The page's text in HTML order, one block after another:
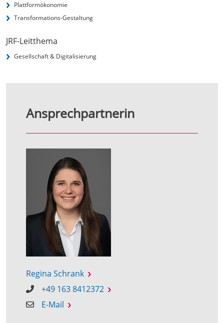
Plattformökonomie
Transformations-Gestaltung
JRF-Leitthema
Gesellschaft & Digitalisierung
Ansprechpartnerin
Regina Schrank
+49 163 8412372
E-Mail